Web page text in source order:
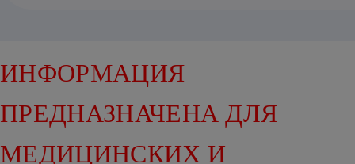
ИНФОРМАЦИЯ
ПРЕДНАЗНАЧЕНА ДЛЯ
МЕДИЦИНСКИХ И